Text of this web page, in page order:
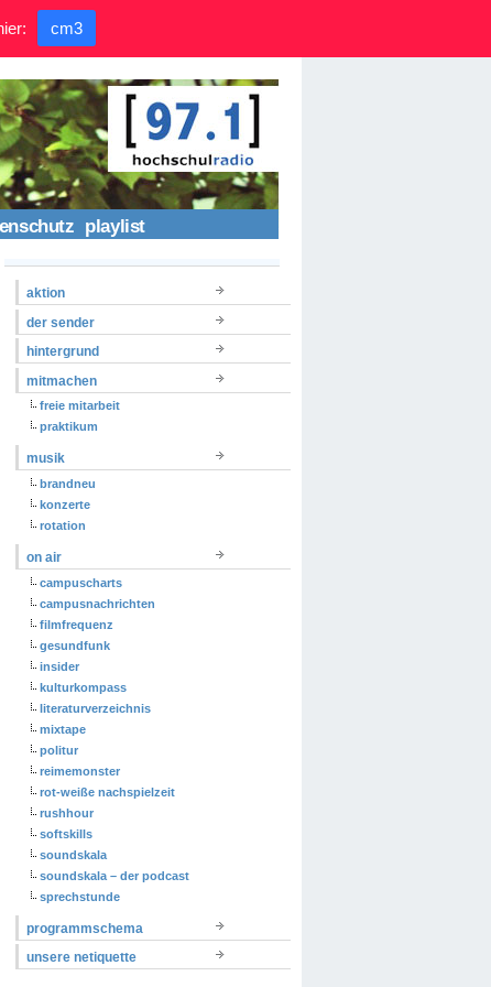
playlist
aktion
der sender
hintergrund
mitmachen
freie mitarbeit
praktikum
musik
brandneu
konzerte
rotation
on air
campuscharts
campusnachrichten
filmfrequenz
gesundfunk
insider
kulturkompass
literaturverzeichnis
mixtape
politur
reimemonster
rot-weiße nachspielzeit
rushhour
softskills
soundskala
soundskala – der podcast
sprechstunde
programmschema
unsere netiquette
cm3